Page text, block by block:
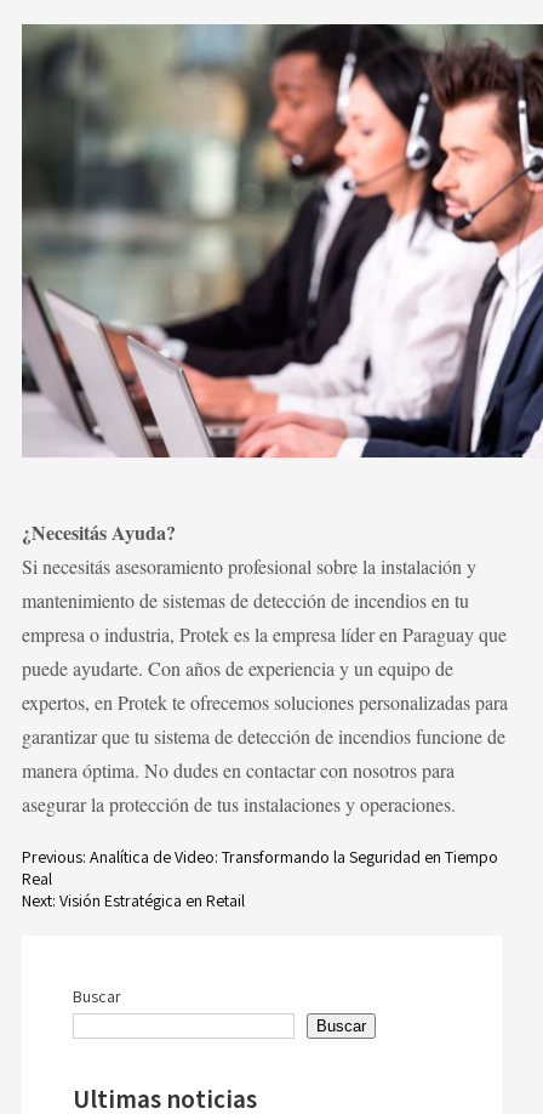
¿Necesitás Ayuda?
Si necesitás asesoramiento profesional sobre la instalación y
mantenimiento de sistemas de detección de incendios en tu
empresa o industria, Protek es la empresa líder en Paraguay que
puede ayudarte. Con años de experiencia y un equipo de
expertos, en Protek te ofrecemos soluciones personalizadas para
garantizar que tu sistema de detección de incendios funcione de
manera óptima. No dudes en contactar con nosotros para
asegurar la protección de tus instalaciones y operaciones.
Navegación
entradas
Previous: Analítica de Video: Transformando la Seguridad en Tiempo
Real
Next: Visión Estratégica en Retail
Buscar
Buscar
Ultimas noticias